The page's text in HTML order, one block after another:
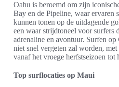
Oahu is beroemd om zijn
Bay en de Pipeline, waar ervaren
kunnen tonen op de uitdagende
een waar strijdtoneel voor surfers
adrenaline en avontuur. Surfen
niet snel vergeten zal worden,
vanaf het vroege herfstseizoen tot
Top surflocaties op Maui